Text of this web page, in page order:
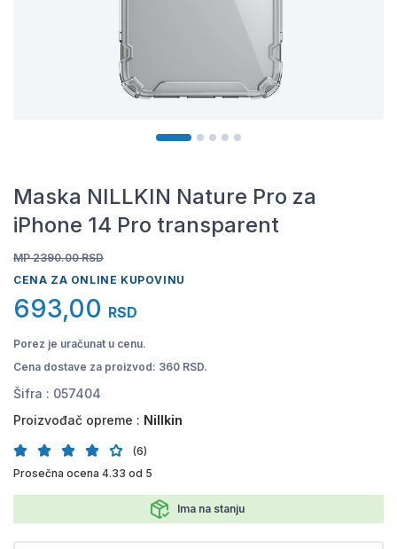
Maska NILLKIN Nature Pro za
iPhone 14 Pro transparent
MP 2390.00 RSD
CENA ZA ONLINE KUPOVINU
693,00 RSD
Porez je uračunat u cenu.
Cena dostave za proizvod: 360 RSD.
Šifra : 057404
Proizvođač opreme : Nillkin
(6)
Prosečna ocena 4.33 od 5
Ima na stanju